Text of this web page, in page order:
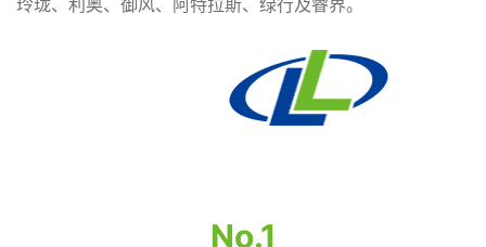
玲珑、利奥、御风、阿特拉斯、绿行及睿界。
No.1